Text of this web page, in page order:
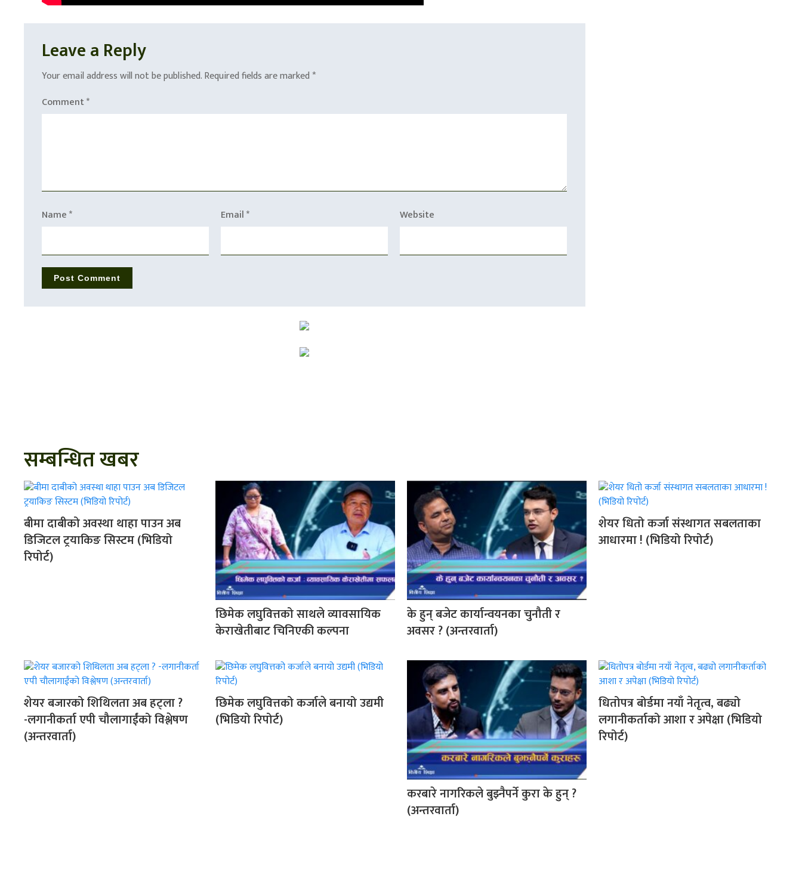
Leave a Reply
Your email address will not be published.Required fields are marked *
Comment*
Name* Email* Website
सम्बन्धित खबर
बीमा दाबीको अवस्था थाहा पाउन अब
डिजिटल ट्रयाकिङ सिस्टम (भिडियो
रिपोर्ट)
छिमेक लघुवित्तको साथले व्यावसायिक
केराखेतीबाट चिनिएकी कल्पना
के हुन् बजेट कार्यान्वयनका चुनौती र
अवसर ? (अन्तरवार्ता)
शेयर धितो कर्जा संस्थागत सबलताका
आधारमा ! (भिडियो रिपोर्ट)
शेयर बजारको शिथिलता अब हट्ला ?
-लगानीकर्ता एपी चौलागाईंको विश्लेषण
(अन्तरवार्ता)
छिमेक लघुवित्तको कर्जाले बनायो उद्यमी
(भिडियो रिपोर्ट)
करबारे नागरिकले बुझ्नैपर्ने कुरा के हुन् ?
(अन्तरवार्ता)
धितोपत्र बोर्डमा नयाँ नेतृत्व, बढ्यो
लगानीकर्ताको आशा र अपेक्षा (भिडियो
रिपोर्ट)